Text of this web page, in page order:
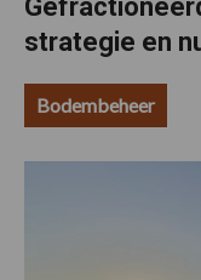
strategie en
Bodembeheer